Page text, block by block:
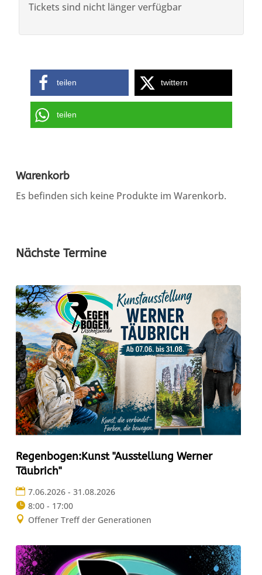
Tickets sind nicht länger verfügbar
teilen twittern
teilen
Warenkorb
Es befinden sich keine Produkte im Warenkorb.
Nächste Termine
Regenbogen:Kunst "Ausstellung Werner
Täubrich"
7.06.2026 - 31.08.2026
8:00 - 17:00
Offener Treff der Generationen